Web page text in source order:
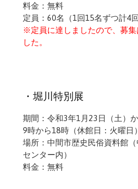
料金：無料
定員：60名（1回15名ずつ計4
※定員に達しましたので、募集
した。
・堀川特別展
期間：令和3年1月23日（土）
9時から18時（休館日：火曜日）
場所：中間市歴史民俗資料館
センター内）
料金：無料